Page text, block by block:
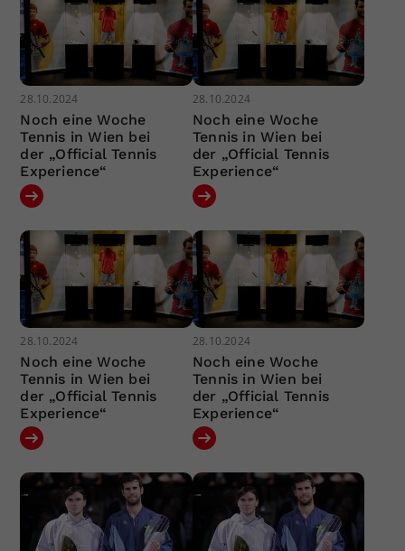
28.10.2024
Noch eine Woche
Tennis in Wien bei
der „Official Tennis
Experience“
28.10.2024
Noch eine Woche
Tennis in Wien bei
der „Official Tennis
Experience“
28.10.2024
Noch eine Woche
Tennis in Wien bei
der „Official Tennis
Experience“
28.10.2024
Noch eine Woche
Tennis in Wien bei
der „Official Tennis
Experience“